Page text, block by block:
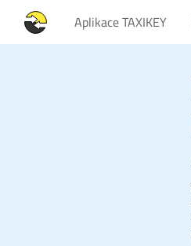
Aplikace TAXIKEY